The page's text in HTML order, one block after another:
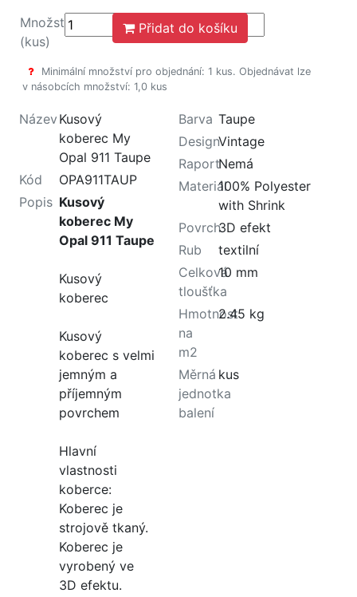
Množství
(kus)
Přidat do košíku
Minimální množství pro objednání: 1 kus. Objednávat lze
v násobcích množství: 1,0 kus
Název Kusový
koberec My
Opal 911 Taupe
Kód
OPA911TAUP
Popis Kusový
koberec My
Opal 911 Taupe
Kusový
koberec
Kusový
koberec s velmi
jemným a
příjemným
povrchem
Hlavní
vlastnosti
koberce:
Koberec je
strojově tkaný.
Koberec je
vyrobený ve
3D efektu.
Barva Taupe
DesignVintage
RaportNemá
Materiál100% Polyester
with Shrink
Povrch3D efekt
Rub
textilní
Celková
tloušťka
10 mm
Hmotnost
na
m2
2.45 kg
Měrná
jednotka
balení
kus